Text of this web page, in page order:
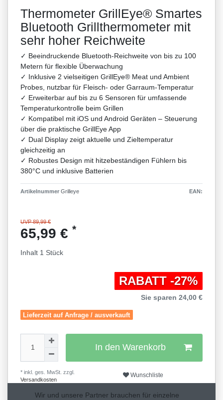
Thermometer GrillEye® Smartes
Bluetooth Grillthermometer mit
sehr hoher Reichweite
✓ Beeindruckende Bluetooth-Reichweite von bis zu 100
Metern für flexible Überwachung
✓ Inklusive 2 vielseitigen GrillEye® Meat und Ambient
Probes, nutzbar für Fleisch- oder Garraum-Temperatur
✓ Erweiterbar auf bis zu 6 Sensoren für umfassende
Temperaturkontrolle beim Grillen
✓ Kompatibel mit iOS und Android Geräten – Steuerung
über die praktische GrillEye App
✓ Dual Display zeigt aktuelle und Zieltemperatur
gleichzeitig an
✓ Robustes Design mit hitzebeständigen Fühlern bis
380°C und inklusive Batterien
Artikelnummer Grilleye EAN:
UVP 89,99 €
65,99 € *
Inhalt 1 Stück
RABATT -27%
Sie sparen 24,00 €
Lieferzeit auf Anfrage / ausverkauft
In den Warenkorb
* inkl. ges. MwSt. zzgl.
Versandkosten
Wunschliste
Wir und unsere Partner brauchen für einzelne